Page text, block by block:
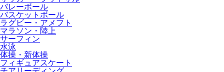
バレーボール
バスケットボール
ラグビー・アメフト
マラソン・陸上
サーフィン
水泳
体操・新体操
フィギュアスケート